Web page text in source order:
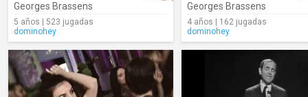
Georges Brassens
5 años | 523 jugadas
dominohey
Georges Brassens
4 años | 162 jugadas
dominohey